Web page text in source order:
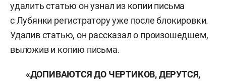
удалить статью он узнал из копии письма
с Лубянки регистратору уже после блокировки.
Удалив статью, он рассказал о произошедшем,
выложив и копию письма.
«ДОПИВАЮТСЯ ДО ЧЕРТИКОВ, ДЕРУТСЯ,